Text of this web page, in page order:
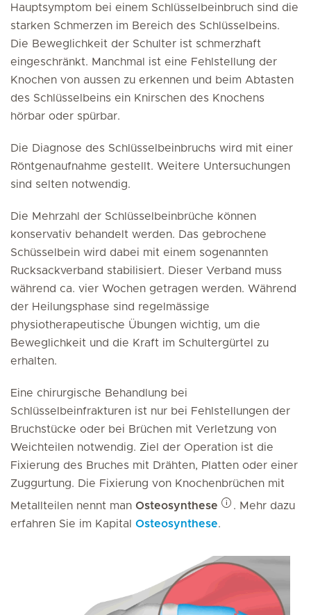
Hauptsymptom bei einem Schlüsselbeinbruch sind die
starken Schmerzen im Bereich des Schlüsselbeins.
Die Beweglichkeit der Schulter ist schmerzhaft
eingeschränkt. Manchmal ist eine Fehlstellung der
Knochen von aussen zu erkennen und beim Abtasten
des Schlüsselbeins ein Knirschen des Knochens
hörbar oder spürbar.
Die Diagnose des Schlüsselbeinbruchs wird mit einer
Röntgenaufnahme gestellt. Weitere Untersuchungen
sind selten notwendig.
Die Mehrzahl der Schlüsselbeinbrüche können
konservativ behandelt werden. Das gebrochene
Schüsselbein wird dabei mit einem sogenannten
Rucksackverband stabilisiert. Dieser Verband muss
während ca. vier Wochen getragen werden. Während
der Heilungsphase sind regelmässige
physiotherapeutische Übungen wichtig, um die
Beweglichkeit und die Kraft im Schultergürtel zu
erhalten.
Eine chirurgische Behandlung bei
Schlüsselbeinfrakturen ist nur bei Fehlstellungen der
Bruchstücke oder bei Brüchen mit Verletzung von
Weichteilen notwendig. Ziel der Operation ist die
Fixierung des Bruches mit Drähten, Platten oder einer
Zuggurtung. Die Fixierung von Knochenbrüchen mit
Metallteilen nennt man Osteosynthese
. Mehr dazu
erfahren Sie im Kapital Osteosynthese.